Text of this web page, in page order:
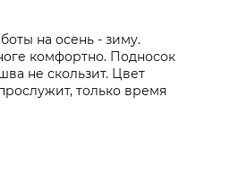
на осень - зиму.
комфортно. Подносок
не скользит. Цвет
только время